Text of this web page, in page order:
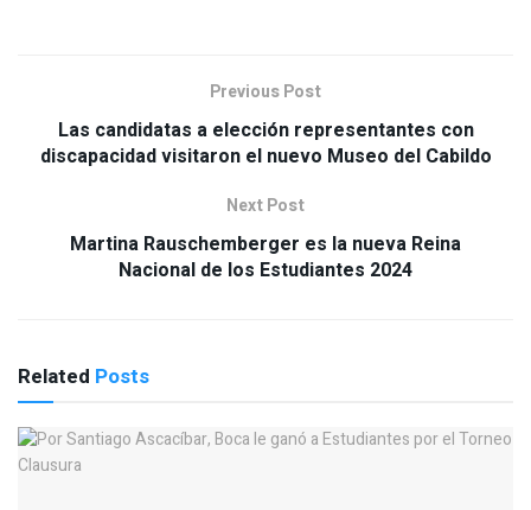
Previous Post
Las candidatas a elección representantes con
discapacidad visitaron el nuevo Museo del Cabildo
Next Post
Martina Rauschemberger es la nueva Reina
Nacional de los Estudiantes 2024
Related Posts